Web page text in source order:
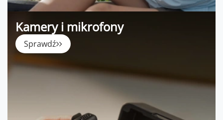
Kamery i mikrofony
Sprawdź